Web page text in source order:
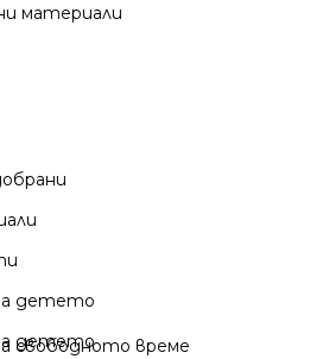
материали
детето
детето
свободното време